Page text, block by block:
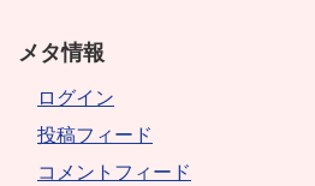
メタ情報
ログイン
投稿フィード
コメントフィード